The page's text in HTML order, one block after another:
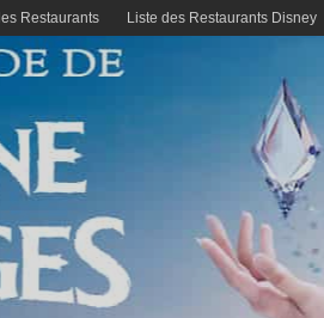
Restaurants Liste des Restaurants Disney